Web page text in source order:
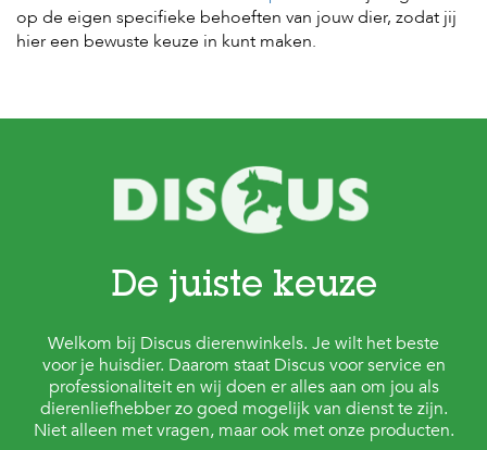
W
e
op de eigen specifieke behoeften van jouw dier, zodat jij
hier een bewuste keuze in kunt maken.
De juiste keuze
Welkom bij Discus dierenwinkels. Je wilt het beste
voor je huisdier. Daarom staat Discus voor service en
professionaliteit en wij doen er alles aan om jou als
dierenliefhebber zo goed mogelijk van dienst te zijn.
Niet alleen met vragen, maar ook met onze producten.